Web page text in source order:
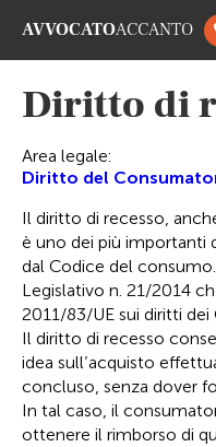
AVVOCATOACCANTO
Diritto di
Area legale:
Diritto del
Il diritto di recesso,
è uno dei più importanti
dal Codice del
Legislativo n. 21/2014
2011/83/UE sui diritti dei
Il diritto di recesso
idea sull’acquisto
concluso, senza dover
In tal caso, il
ottenere il rimborso di